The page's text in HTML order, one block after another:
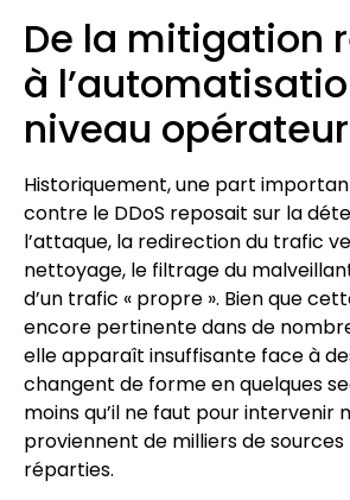
De la mitigation
à
niveau opérateur
Historiquement, une part
contre le DDoS reposait sur la
l’attaque, la redirection du trafic
nettoyage, le filtrage du
d’un trafic « propre ». Bien que
encore pertinente dans de
elle apparaît insuffisante face à
changent de forme en quelques
moins qu’il ne faut pour intervenir
proviennent de milliers de
réparties.